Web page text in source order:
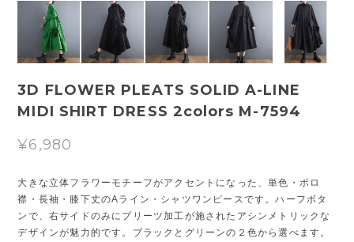
3D FLOWER PLEATS SOLID A-LINE
MIDI SHIRT DRESS 2colors M-7594
¥6,980
大きな立体フラワーモチーフがアクセントになった、単色・ポロ
襟・長袖・膝下丈のAライン・シャツワンピースです。ハーフボタ
ンで、右サイドのみにプリーツ加工が施されたアシンメトリックな
デザインが魅力的です。ブラックとグリーンの２色から選べます。